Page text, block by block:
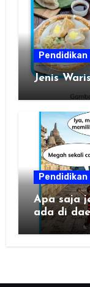
Pendidikan
Jenis
Pendidikan
Apa saja
ada di